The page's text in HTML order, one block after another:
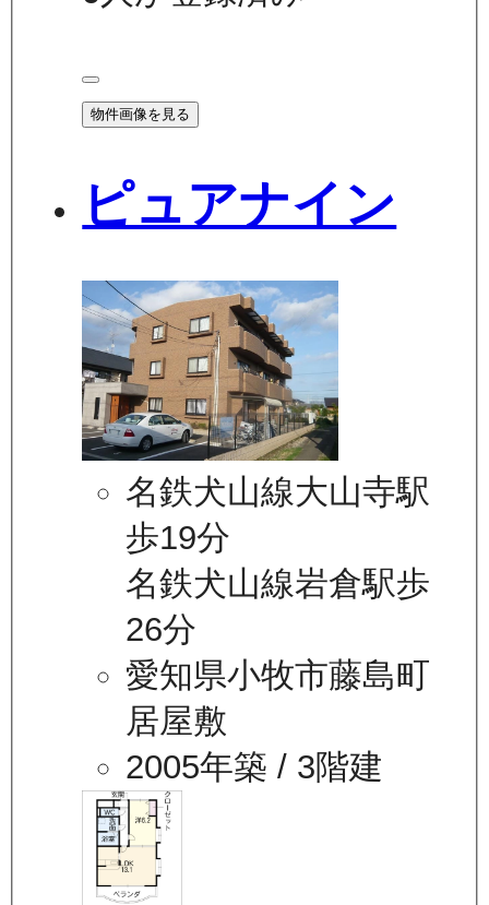
物件画像を見る
ピュアナイン
名鉄犬山線大山寺駅
歩19分
名鉄犬山線岩倉駅歩
26分
愛知県小牧市藤島町
居屋敷
2005年築 / 3階建